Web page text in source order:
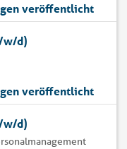
veröffentlicht
w/d)
veröffentlicht
w/d)